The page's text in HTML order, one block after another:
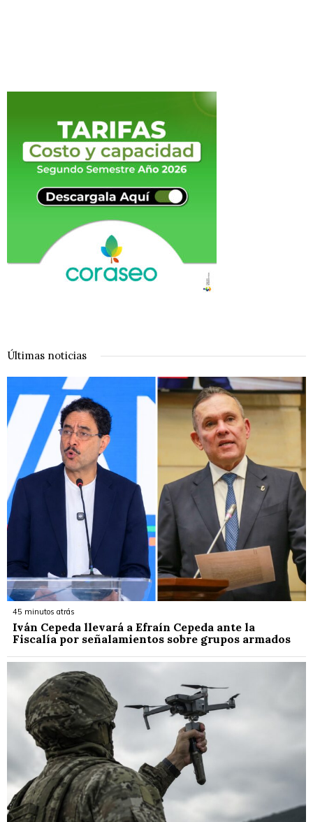
Últimas noticias
45 minutos atrás
Iván Cepeda llevará a Efraín Cepeda ante la
Fiscalía por señalamientos sobre grupos armados